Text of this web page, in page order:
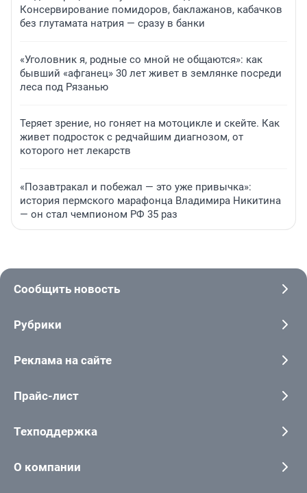
Консервирование помидоров, баклажанов, кабачков
без глутамата натрия — сразу в банки
«Уголовник я, родные со мной не общаются»: как
бывший «афганец» 30 лет живет в землянке посреди
леса под Рязанью
Теряет зрение, но гоняет на мотоцикле и скейте. Как
живет подросток с редчайшим диагнозом, от
которого нет лекарств
«Позавтракал и побежал — это уже привычка»:
история пермского марафонца Владимира Никитина
— он стал чемпионом РФ 35 раз
Сообщить новость
Рубрики
Реклама на сайте
Прайс-лист
Техподдержка
О компании